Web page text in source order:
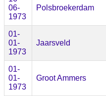
06-
1973
Polsbroekerdam
01-
01-
1973
Jaarsveld
01-
01-
1973
Groot Ammers